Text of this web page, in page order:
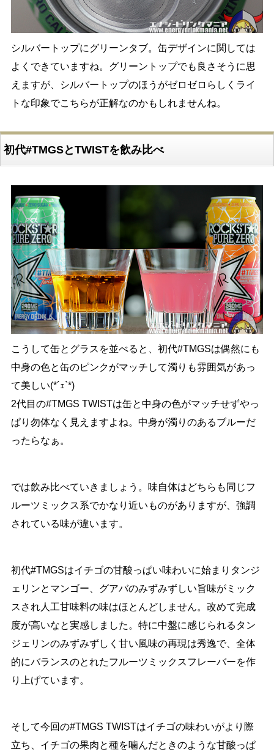
シルバートップにグリーンタブ。缶デザインに関しては
よくできていますね。グリーントップでも良さそうに思
えますが、シルバートップのほうがゼロゼロらしくライ
トな印象でこちらが正解なのかもしれませんね。
初代#TMGSとTWISTを飲み比べ
こうして缶とグラスを並べると、初代#TMGSは偶然にも
中身の色と缶のピンクがマッチして濁りも雰囲気があっ
て美しい(*´ｪ`*)
2代目の#TMGS TWISTは缶と中身の色がマッチせずやっ
ぱり勿体なく見えますよね。中身が濁りのあるブルーだ
ったらなぁ。
では飲み比べていきましょう。味自体はどちらも同じフ
ルーツミックス系でかなり近いものがありますが、強調
されている味が違います。
初代#TMGSはイチゴの甘酸っぱい味わいに始まりタンジ
ェリンとマンゴー、グアバのみずみずしい旨味がミック
スされ人工甘味料の味はほとんどしません。改めて完成
度が高いなと実感しました。特に中盤に感じられるタン
ジェリンのみずみずしく甘い風味の再現は秀逸で、全体
的にバランスのとれたフルーツミックスフレーバーを作
り上げています。
そして今回の#TMGS TWISTはイチゴの味わいがより際
立ち、イチゴの果肉と種を噛んだときのような甘酸っぱ